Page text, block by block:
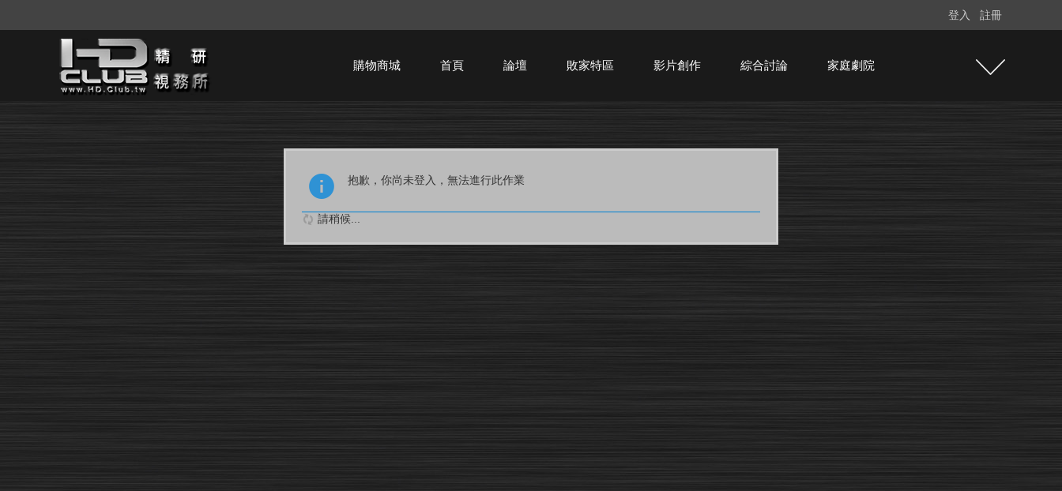
登入 註冊
購物商城 首頁 論壇 敗家特區 影片創作 綜合討論 家庭劇院
抱歉，你尚未登入，無法進行此作業
請稍候...